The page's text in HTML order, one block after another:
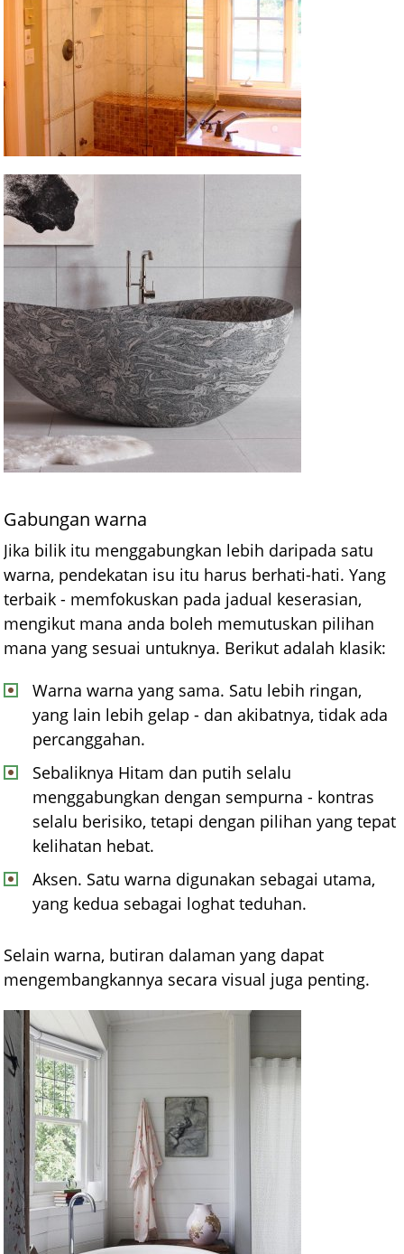
Gabungan warna
Jika bilik itu menggabungkan lebih daripada satu
warna, pendekatan isu itu harus berhati-hati. Yang
terbaik - memfokuskan pada jadual keserasian,
mengikut mana anda boleh memutuskan pilihan
mana yang sesuai untuknya. Berikut adalah klasik:
Warna warna yang sama. Satu lebih ringan,
yang lain lebih gelap - dan akibatnya, tidak ada
percanggahan.
Sebaliknya Hitam dan putih selalu
menggabungkan dengan sempurna - kontras
selalu berisiko, tetapi dengan pilihan yang tepat
kelihatan hebat.
Aksen. Satu warna digunakan sebagai utama,
yang kedua sebagai loghat teduhan.
Selain warna, butiran dalaman yang dapat
mengembangkannya secara visual juga penting.